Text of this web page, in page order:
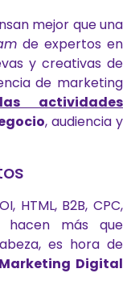
mejor que una
de expertos en
y creativas de
de marketing
actividades
, audiencia y
HTML, B2B, CPC,
hacen más que
es hora de
Digital